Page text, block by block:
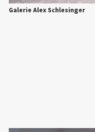
Galerie Alex Schlesinger